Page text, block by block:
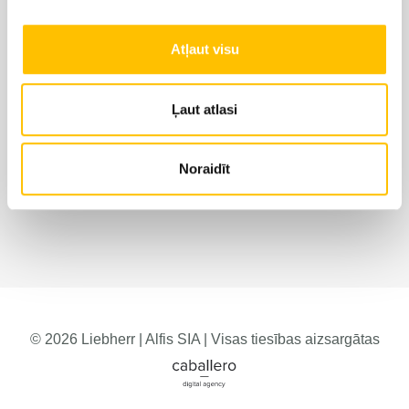
Atļaut visu
Ļaut atlasi
Noraidīt
© 2026 Liebherr | Alfis SIA | Visas tiesības aizsargātas